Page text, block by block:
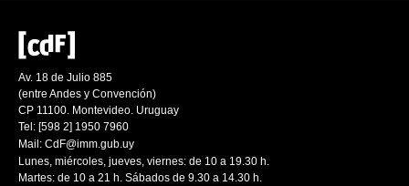
Av. 18 de Julio 885
(entre Andes y Convención)
CP 11100. Montevideo. Uruguay
Tel: [598 2] 1950 7960
Mail: CdF@imm.gub.uy
Lunes, miércoles, jueves, viernes: de 10 a 19.30 h.
Martes: de 10 a 21 h. Sábados de 9.30 a 14.30 h.